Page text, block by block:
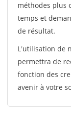
méthodes plus
temps et
de résultat.
L'utilisation de
permettra de
fonction des
avenir à votre